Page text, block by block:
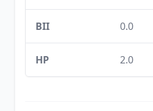
BII 0.0
HP 2.0